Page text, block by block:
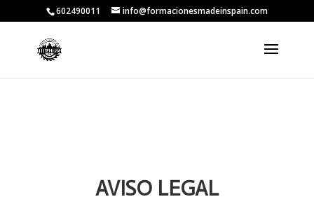
602490011 info@formacionesmadeinspain.com
AVISO LEGAL